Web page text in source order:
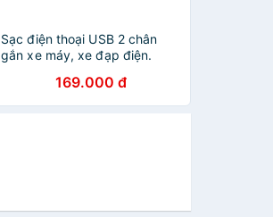
Sạc điện thoại USB 2 chân
gắn xe máy, xe đạp điện.
169.000 đ